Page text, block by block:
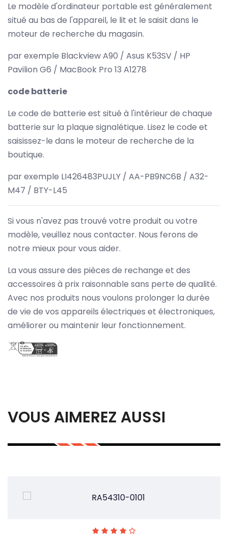
Le modèle d'ordinateur portable est généralement
situé au bas de l'appareil, le lit et le saisit dans le
moteur de recherche du magasin.
par exemple Blackview A90 / Asus K53SV / HP
Pavilion G6 / MacBook Pro 13 A1278
code batterie
Le code de batterie est situé à l'intérieur de chaque
batterie sur la plaque signalétique. Lisez le code et
saisissez-le dans le moteur de recherche de la
boutique.
par exemple LI426483PUJLY / AA-PB9NC6B / A32-
M47 / BTY-L45
Si vous n'avez pas trouvé votre produit ou votre
modèle, veuillez nous contacter. Nous ferons de
notre mieux pour vous aider.
La vous assure des pièces de rechange et des
accessoires à prix raisonnable sans perte de qualité.
Avec nos produits nous voulons prolonger la durée
de vie de vos appareils électriques et électroniques,
améliorer ou maintenir leur fonctionnement.
VOUS AIMEREZ AUSSI